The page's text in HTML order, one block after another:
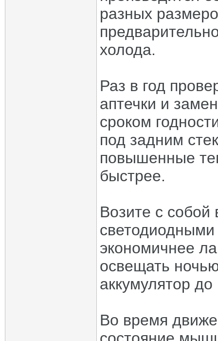
разных
холода.
Раз в год
аптечки и
сроком
под задним
повышенные
быстрее.
Возите с собой
экономичнее
освещать
аккумулятор до
Во время